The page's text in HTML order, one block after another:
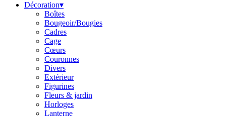
Décoration▾
Boîtes
Bougeoir/Bougies
Cadres
Cage
Cœurs
Couronnes
Divers
Extérieur
Figurines
Fleurs & jardin
Horloges
Lanterne